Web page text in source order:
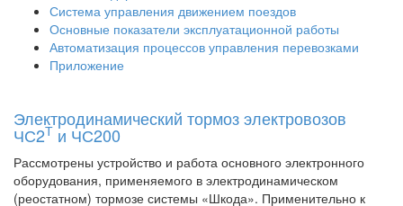
Система управления движением поездов
Основные показатели эксплуатационной работы
Автоматизация процессов управления перевозками
Приложение
Электродинамический тормоз электровозов
ЧС2Т и ЧС200
Рассмотрены устройство и работа основного электронного
оборудования, применяемого в электродинамическом
(реостатном) тормозе системы «Шкода». Применительно к